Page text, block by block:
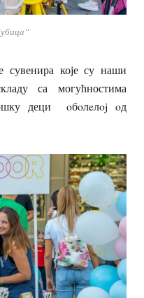
које су наши
са могућностима
деци oбoлeлoj oд